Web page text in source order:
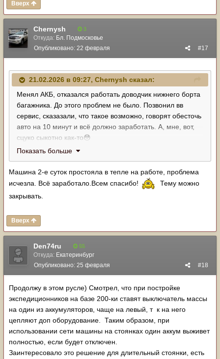
Вверх
Chernysh 3
Откуда: Бл. Подмосковье
#17
Опубликовано: 22 февраля
21.02.2026 в 09:27, Chernysh сказал:
Менял АКБ, отказался работать доводчик нижнего борта
багажника. До этого проблем не было. Позвонил вв
сервис, сказазали, что такое возможно, говорят обесточь
авто на 10 минут и всё должно заработать. А, мне, вот,
сцуко сыкотно как-то😳
Показать больше
Машина 2-е суток простояла в тепле на работе, проблема
исчезла. Всё заработало.Всем спасибо!
Тему можно
закрывать.
Вверх
Den74ru 55
Откуда: Екатеринбург
#18
Опубликовано: 25 февраля
Продолжу в этом русле) Смотрел, что при постройке
экспедиционников на базе 200-ки ставят выключатель массы
на один из аккумуляторов, чаще на левый, т к на него
цепляют доп оборудование. Таким образом, при
использовании сети машины на стоянках один аккум выживет
полностью, если будет отключен.
Заинтересовало это решение для длительный стоянки, есть